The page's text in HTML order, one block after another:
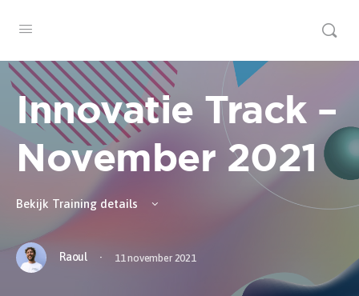
Innovatie Track –
November 2021
Bekijk Training details
Raoul · 11 november 2021